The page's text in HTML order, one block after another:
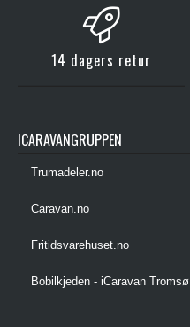
14 dagers retur
ICARAVANGRUPPEN
Trumadeler.no
Caravan.no
Fritidsvarehuset.no
Bobilkjeden - iCaravan Tromsø